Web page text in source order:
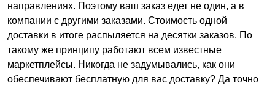
направлениях. Поэтому ваш заказ едет не один, а в
компании с другими заказами. Стоимость одной
доставки в итоге распыляется на десятки заказов. По
такому же принципу работают всем известные
маркетплейсы. Никогда не задумывались, как они
обеспечивают бесплатную для вас доставку? Да точно